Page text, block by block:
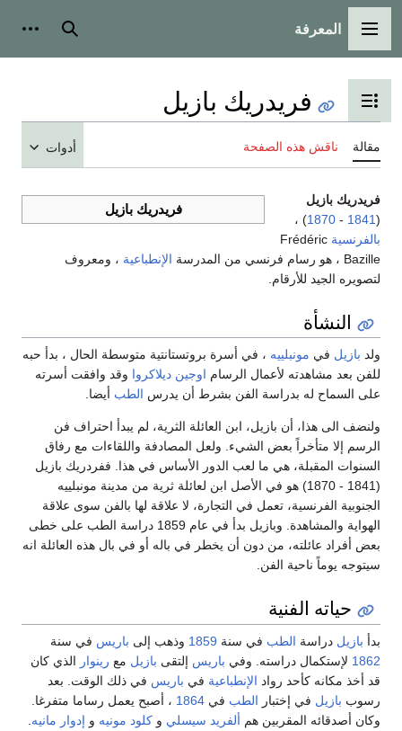
الرئيسية
المعرفة أدوات
عرض جدول المحتويات
فريدريك بازيل
ناقش هذه الصفحة
فريدريك بازيل
بازيل
-
1870 ) ،
Frédéric
الإنطباعية، ومعروف
الجيد للأرقام.
النشأة
بازيلفي مونبلييه‏‏ ، في أسرة بروتستانتية متوسطة الحال ، بدأ حبه
بعد مشاهدته لأعمال الرسام اوجين ديلاكروا وقد وافقت أسرته
السماح له بدراسة الفن بشرط أن يدرسالطبأيضا.
الى هذا، أن بازيل، ابن العائلة الثرية، لم يبدأ احتراف فن
إلا متأخراً بعض الشيء. ولعل المصادفة واللقاءات مع رفاق
المقبلة، هي ما لعب الدور الأساس في هذا. ففردريك بازيل
(1841 - 1870) هو في الأصل ابن لعائلة ثرية من مدينة مونبلييه
الفرنسية، تعمل في التجارة، لا علاقة لها بالفن سوى علاقة
الهواية والمشاهدة. وبازيل بدأ في عام 1859 دراسة الطب على خطى
عائلته، من دون أن يخطر في باله أو في بال هذه العائلة انه
يوماً ناحية الفن.
حياته الفنية
دراسة الطبفي سنة1859وذهب إلىباريس في سنة
لإستكمال دراسته. وفيباريس إلتقى بازيلمعرينوارالذي كان
مكانه كأحد روادالإنطباعيةفيباريس في ذلك الوقت. بعد
بازيلفي إختبار الطبفي1864، أصبح يعمل رساما متفرغا.
أصدقائه المقربين هم ألفريد سيسلي وكلود مونيهو إدوار مانيه.